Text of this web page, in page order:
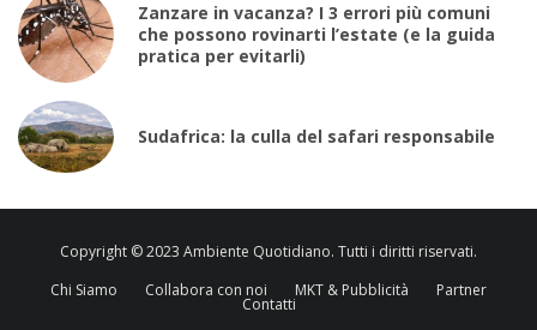
Zanzare in vacanza? I 3 errori più comuni
che possono rovinarti l’estate (e la guida
pratica per evitarli)
Sudafrica: la culla del safari responsabile
Copyright © 2023 Ambiente Quotidiano. Tutti i diritti riservati.
Chi Siamo
Collabora con noi MKT & Pubblicità Partner
Contatti